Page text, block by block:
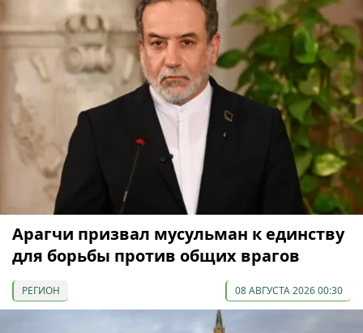
Арагчи призвал мусульман к единству
для борьбы против общих врагов
РЕГИОН 08 АВГУСТА 2026 00:30